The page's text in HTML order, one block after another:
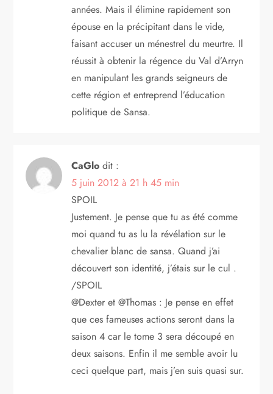
années. Mais il élimine rapidement son
épouse en la précipitant dans le vide,
faisant accuser un ménestrel du meurtre. Il
réussit à obtenir la régence du Val d’Arryn
en manipulant les grands seigneurs de
cette région et entreprend l’éducation
politique de Sansa.
CaGlo dit :
5 juin 2012 à 21 h 45 min
SPOIL
Justement. Je pense que tu as été comme
moi quand tu as lu la révélation sur le
chevalier blanc de sansa. Quand j’ai
découvert son identité, j’étais sur le cul .
/SPOIL
@Dexter et @Thomas : Je pense en effet
que ces fameuses actions seront dans la
saison 4 car le tome 3 sera découpé en
deux saisons. Enfin il me semble avoir lu
ceci quelque part, mais j’en suis quasi sur.